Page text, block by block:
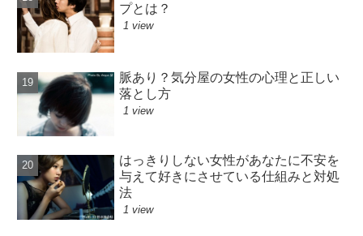
プとは？
1 view
脈あり？気分屋の女性の心理と正しい
落とし方
1 view
はっきりしない女性があなたに不安を
与えて好きにさせている仕組みと対処
法
1 view